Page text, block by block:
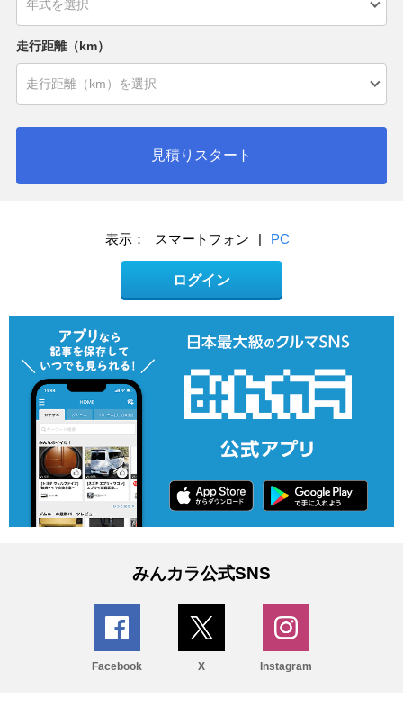
走行距離（km）
見積りスタート
表示： スマートフォン | PC
ログイン
みんカラ公式SNS
Facebook X Instagram